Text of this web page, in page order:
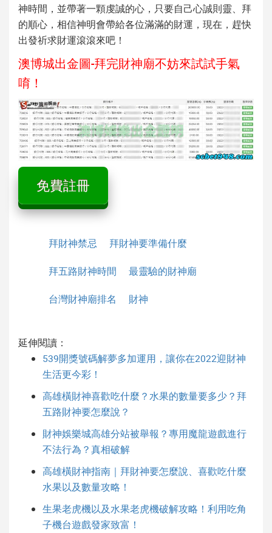
神時間 ，並帶著一顆虔誠的心，只要自己心誠則靈、拜
的順心，相信神明會帶給各位滿滿的財運，現在，趕快
出發祈求財運滾滾來吧！
澳博城出金圖-拜完財神廟不妨來試試手氣
唷！
免費註冊
拜財神禁忌 拜財神要準備什麼
拜五路財神時間 最靈驗的財神廟
台灣財神廟排名 財神
延伸閱讀：
539開獎號碼解夢多加運用，讓你在2022迎財神
生活更今彩！
高雄橫財神喜歡吃什麼？水果的數量要多少？拜
五路財神要怎麼說？
財神娛樂城高雄分站被舉報？專用魔龍遊戲進行
不法行為？真相破解
高雄橫財神指南｜拜財神要怎麼說、喜歡吃什麼
水果以及數量攻略！
生果老虎機以及水果老虎機破解攻略！利用吃角
子機台遊戲發家致富！